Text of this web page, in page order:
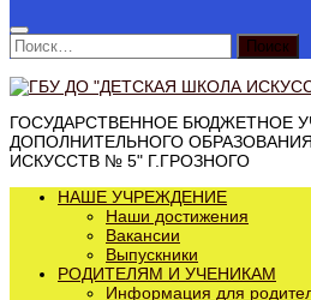
Найти:
ГОСУДАРСТВЕННОЕ БЮДЖЕТНОЕ
ДОПОЛНИТЕЛЬНОГО
ИСКУССТВ № 5" Г.ГРОЗНОГО
НАШЕ УЧРЕЖДЕНИЕ
Наши достижения
Вакансии
Выпускники
РОДИТЕЛЯМ И УЧЕНИКАМ
Информация для